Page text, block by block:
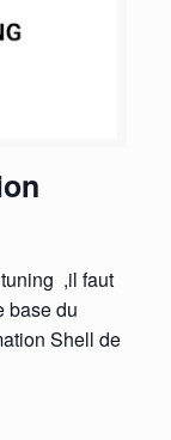
,il faut
base du
Shell de